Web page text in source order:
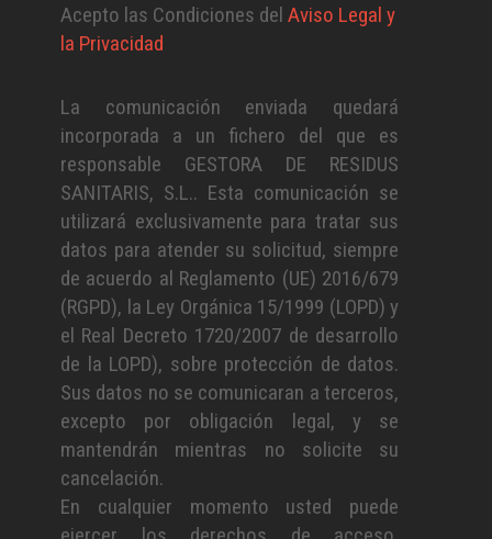
Acepto las Condiciones del Aviso Legal y
la Privacidad
La comunicación enviada quedará
incorporada a un fichero del que es
responsable GESTORA DE RESIDUS
SANITARIS, S.L.. Esta comunicación se
utilizará exclusivamente para tratar sus
datos para atender su solicitud, siempre
de acuerdo al Reglamento (UE) 2016/679
(RGPD), la Ley Orgánica 15/1999 (LOPD) y
el Real Decreto 1720/2007 de desarrollo
de la LOPD), sobre protección de datos.
Sus datos no se comunicaran a terceros,
excepto por obligación legal, y se
mantendrán mientras no solicite su
cancelación.
En cualquier momento usted puede